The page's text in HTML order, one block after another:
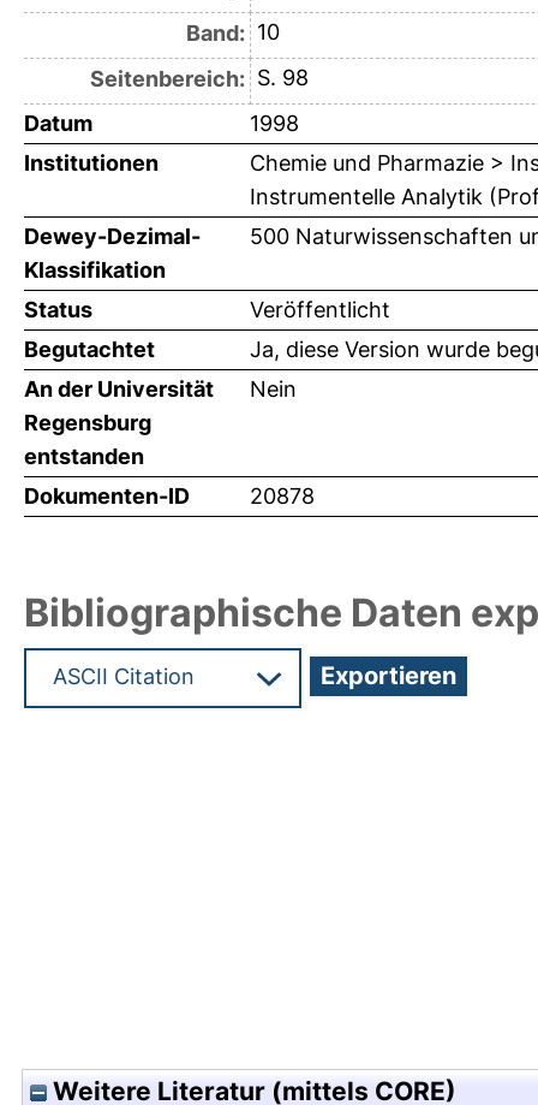
Band: 10
Seitenbereich: S. 98
Datum
1998
Institutionen
Chemie und Pharmazie >
Instrumentelle Analytik
Dewey-Dezimal-
Klassifikation
500 Naturwissenschaften
Status
Veröffentlicht
Begutachtet
Ja, diese Version wurde
An der Universität
Regensburg
entstanden
Nein
Dokumenten-ID 20878
Bibliographische Daten
Weitere Literatur (mittels CORE)